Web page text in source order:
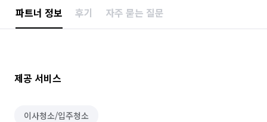
파트너 정보 후기 자주 묻는 질문
제공 서비스
이사청소/입주청소